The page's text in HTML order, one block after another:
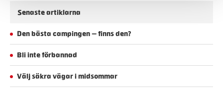
Senaste artiklarna
Den bästa campingen – finns den?
Bli inte förbannad
Välj säkra vägar i midsommar